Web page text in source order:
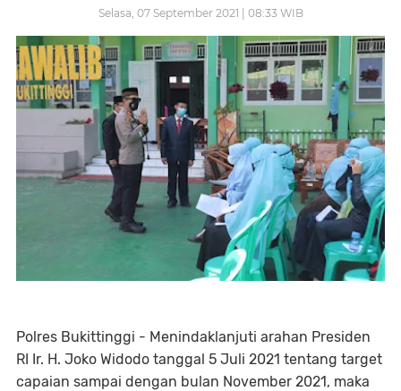
Selasa, 07 September 2021 | 08:33 WIB
Polres Bukittinggi - Menindaklanjuti arahan Presiden
RI Ir. H. Joko Widodo tanggal 5 Juli 2021 tentang target
capaian sampai dengan bulan November 2021, maka